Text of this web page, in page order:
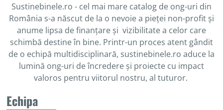
Sustinebinele.ro - cel mai mare catalog de ong-uri din
România s-a născut de la o nevoie a pieței non-profit și
anume lipsa de finanțare și vizibilitate a celor care
schimbă destine în bine. Printr-un proces atent gândit
de o echipă multidisciplinară, sustinebinele.ro aduce la
lumină ong-uri de încredere și proiecte cu impact
valoros pentru viitorul nostru, al tuturor.
Echipa